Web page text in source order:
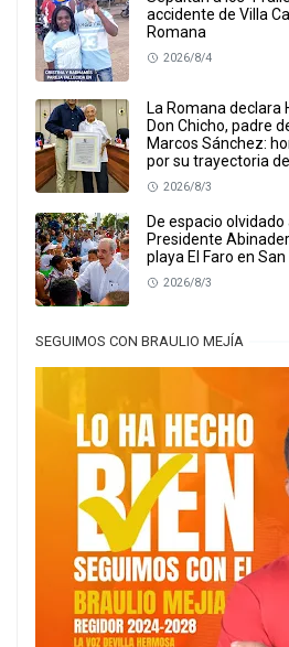
accidente de Villa
Romana
2026/8/4
La Romana declara
Don Chicho, padre
Marcos Sánchez:
por su trayectoria
2026/8/3
De espacio
Presidente
playa El Faro en
2026/8/3
SEGUIMOS CON BRAULIO MEJÍA